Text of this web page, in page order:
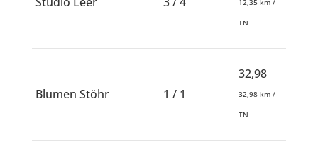
12,35 km /
TN
Blumen Stöhr 1 / 1
32,98
32,98 km /
TN